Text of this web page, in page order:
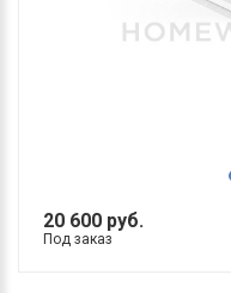
20 600 руб.
Под заказ